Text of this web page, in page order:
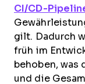
CI/CD-
gilt. Dadurch
früh im
behoben, was
und die